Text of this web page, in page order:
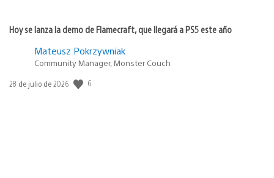
Hoy se lanza la demo de Flamecraft, que llegará a PS5 este año
Mateusz Pokrzywniak
Community Manager, Monster Couch
Fecha
28 de julio de 2026 6